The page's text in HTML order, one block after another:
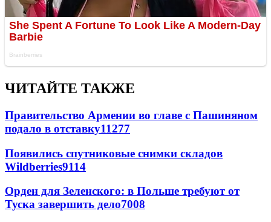
ЧИТАЙТЕ ТАКЖЕ
Правительство Армении во главе с Пашиняном
подало в отставку11277
Появились спутниковые снимки складов
Wildberries9114
Орден для Зеленского: в Польше требуют от
Туска завершить дело7008